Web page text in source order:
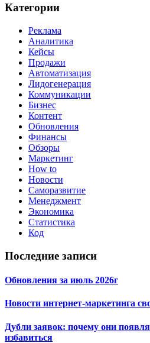
Категории
Реклама
Аналитика
Кейсы
Продажи
Автоматизация
Лидогенерация
Коммуникации
Бизнес
Контент
Обновления
Финансы
Обзоры
Маркетинг
How to
Новости
Саморазвитие
Менеджмент
Экономика
Статистика
Код
Последние записи
Обновления за июль 2026г
Новости интернет-маркетинга
Дубли заявок: почему они
избавиться